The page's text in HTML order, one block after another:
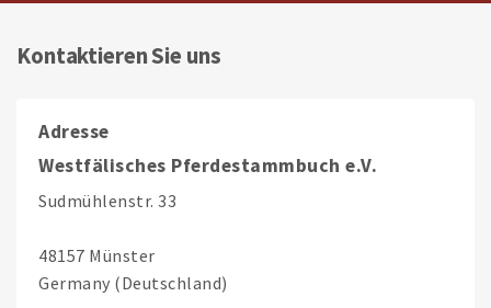
Kontaktieren Sie uns
Adresse
Westfälisches Pferdestammbuch e.V.
Sudmühlenstr. 33
48157 Münster
Germany (Deutschland)